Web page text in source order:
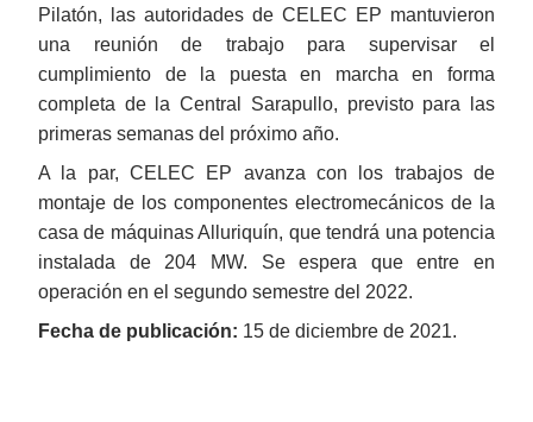
Pilatón, las autoridades de CELEC EP mantuvieron
una reunión de trabajo para supervisar el
cumplimiento de la puesta en marcha en forma
completa de la Central Sarapullo, previsto para las
primeras semanas del próximo año.
A la par, CELEC EP avanza con los trabajos de
montaje de los componentes electromecánicos de la
casa de máquinas Alluriquín, que tendrá una potencia
instalada de 204 MW. Se espera que entre en
operación en el segundo semestre del 2022.
Fecha de publicación: 15 de diciembre de 2021.